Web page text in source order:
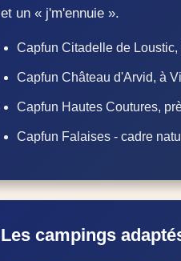
et un « j'm'ennuie ».
Capfun Citadelle de
Capfun Château d'Arvid, à
Capfun Hautes Coutures,
Capfun Falaises - cadre
Les campings